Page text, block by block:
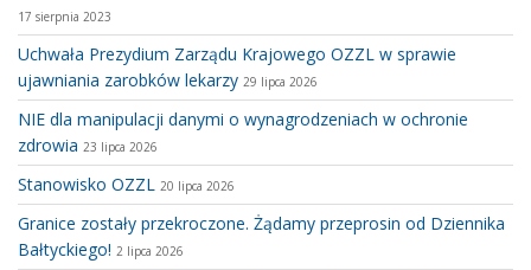
17 sierpnia 2023
Uchwała Prezydium Zarządu Krajowego OZZL w sprawie
ujawniania zarobków lekarzy 29 lipca 2026
NIE dla manipulacji danymi o wynagrodzeniach w ochronie
zdrowia 23 lipca 2026
Stanowisko OZZL 20 lipca 2026
Granice zostały przekroczone. Żądamy przeprosin od Dziennika
Bałtyckiego! 2 lipca 2026